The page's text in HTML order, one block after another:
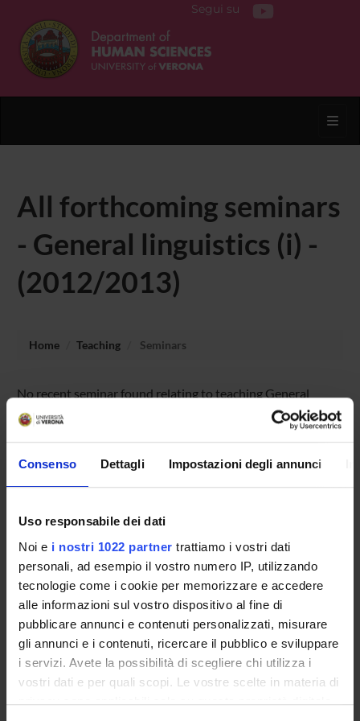
Consenso Dettagli Impostazioni degli annunci
Uso responsabile dei dati
Noi e i nostri 1022 partner trattiamo i vostri dati
personali, ad esempio il vostro numero IP, utilizzando
tecnologie come i cookie per memorizzare e accedere
alle informazioni sul vostro dispositivo al fine di
pubblicare annunci e contenuti personalizzati, misurare
gli annunci e i contenuti, ricercare il pubblico e sviluppare
i servizi. Avete la possibilità di scegliere chi utilizza i
vostri dati e per quali scopi. Le vostre scelte in materia di
privacy sono applicabili solo su questa proprietà digitale
Segui su
All forthcoming seminars
- General linguistics (i) -
(2012/2013)
Home Teaching Seminars
No recent seminar found relating to teaching General
linguistics (i).
STUDYING
COURSES
PHD PROGRAMMES AND POSTGRADUATE
TRAINING
Contacts
People
Places
Calendar